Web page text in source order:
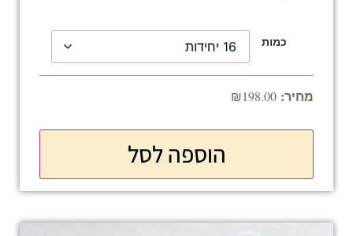
כמות
₪198.00
הוספה לסל